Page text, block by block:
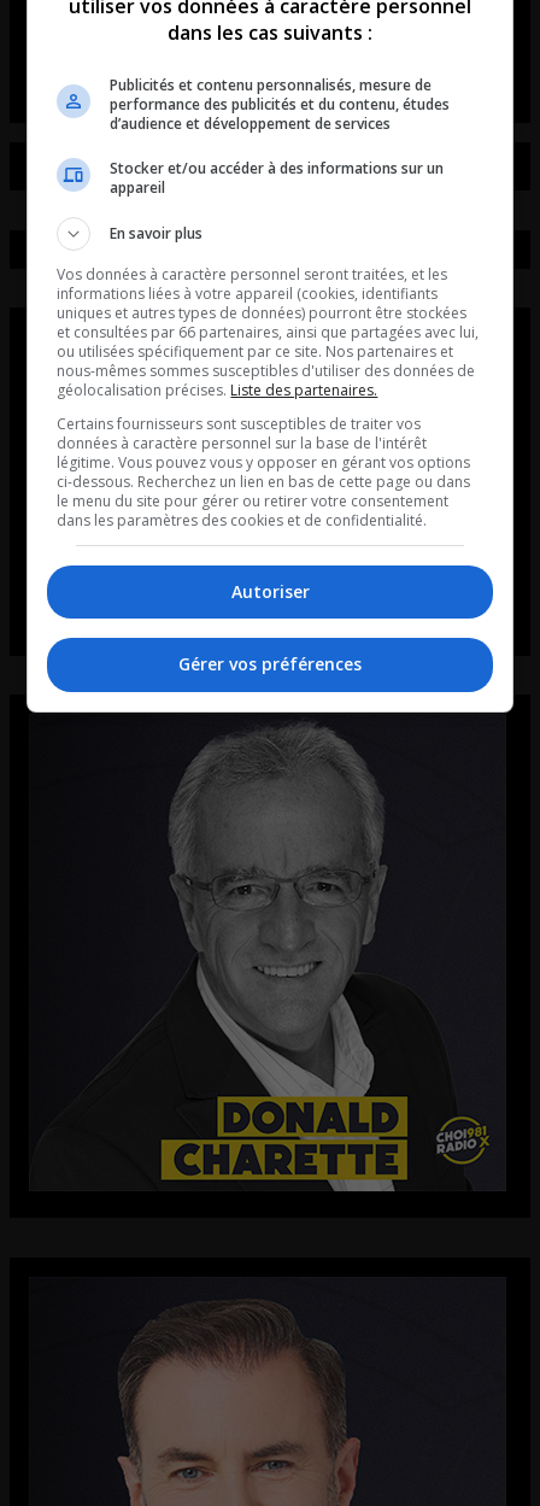
utiliser vos données à caractère personnel
dans les cas suivants :
Publicités et contenu personnalisés, mesure de
performance des publicités et du contenu, études
d’audience et développement de services
Stocker et/ou accéder à des informations sur un
appareil
En savoir plus
Vos données à caractère personnel seront traitées, et les
informations liées à votre appareil (cookies, identifiants
uniques et autres types de données) pourront être stockées
et consultées par 66 partenaires, ainsi que partagées avec lui,
ou utilisées spécifiquement par ce site. Nos partenaires et
nous-mêmes sommes susceptibles d'utiliser des données de
géolocalisation précises. Liste des partenaires.
Certains fournisseurs sont susceptibles de traiter vos
données à caractère personnel sur la base de l'intérêt
légitime. Vous pouvez vous y opposer en gérant vos options
ci-dessous. Recherchez un lien en bas de cette page ou dans
le menu du site pour gérer ou retirer votre consentement
dans les paramètres des cookies et de confidentialité.
Autoriser
Gérer vos préférences